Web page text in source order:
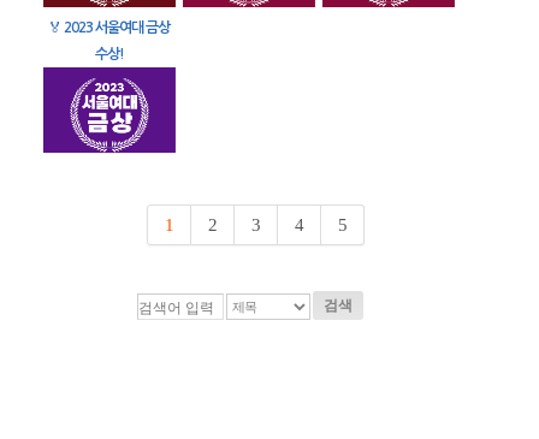
🏅 2023 서울여대 금상
수상!
1 2 3 4 5
검색